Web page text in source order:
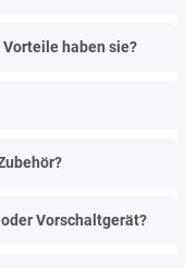
Vorteile haben sie?
Vorschaltgerät?